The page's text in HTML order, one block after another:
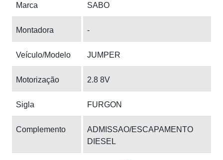
Marca SABO
Montadora -
Veículo/Modelo JUMPER
Motorização 2.8 8V
Sigla FURGON
Complemento
ADMISSAO/ESCAPAMENTO
DIESEL